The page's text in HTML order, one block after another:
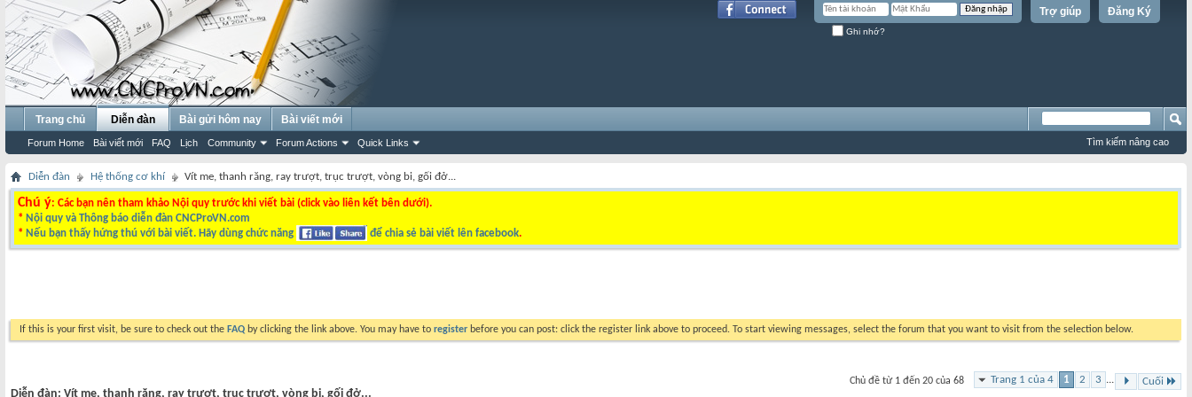
Đăng Ký
Trợ giúp
Ghi nhớ?
Trang chủ Diễn đàn
Forum Home Bài viết mới FAQ Lịch Community Forum Actions Quick Links
Bài gửi hôm nay Bài viết mới
Tìm kiếm nâng cao
Diễn đàn Hệ thống cơ khí Vít me, thanh răng, ray trượt, trục trượt, vòng bi, gối đở...
Chú ý: Các bạn nên tham khảo Nội quy trước khi viết bài (click vào liên kết bên dưới).
* Nội quy và Thông báo diễn đàn CNCProVN.com
* Nếu bạn thấy hứng thú với bài viết. Hãy dùng chức năng để chia sẻ bài viết lên facebook.
If this is your first visit, be sure to check out the FAQ by clicking the link above. You may have to register before you can post: click the register link above to proceed. To start viewing messages, select the forum that you want to visit from the selection below.
Trang 1 của 4 1 2 3 ... Cuối
Chủ đề từ 1 đến 20 của 68
Diễn đàn: Vít me, thanh răng, ray trượt, trục trượt, vòng bi, gối đở...